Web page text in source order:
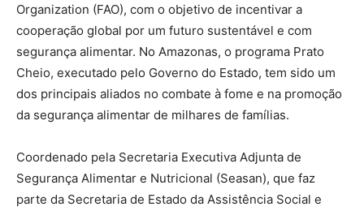
Organization (FAO), com o objetivo de incentivar a
cooperação global por um futuro sustentável e com
segurança alimentar. No Amazonas, o programa Prato
Cheio, executado pelo Governo do Estado, tem sido um
dos principais aliados no combate à fome e na promoção
da segurança alimentar de milhares de famílias.
Coordenado pela Secretaria Executiva Adjunta de
Segurança Alimentar e Nutricional (Seasan), que faz
parte da Secretaria de Estado da Assistência Social e